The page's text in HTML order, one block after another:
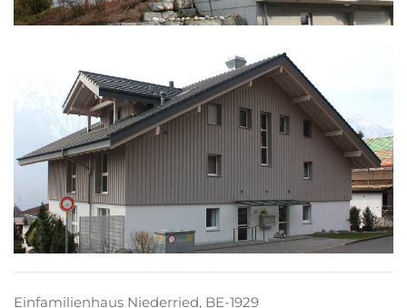
Einfamilienhaus Niederried, BE-1929